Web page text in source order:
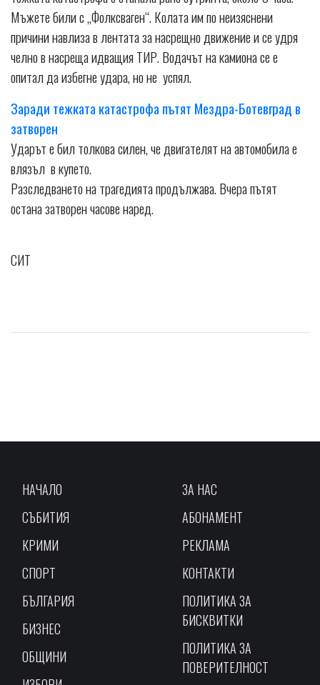
Мъжете били с „Фолксваген“. Колата им по неизяснени
причини навлиза в лентата за насрещно движение и се удря
челно в насреща идващия ТИР. Водачът на камиона се е
опитал да избегне удара, но не успял.
Заради тежката катастрофа пътят Мездра-Ботевград в
затворен
Ударът е бил толкова силен, че двигателят на автомобила е
влязъл в купето.
Разследването на трагедията продължава. Вчера пътят
остана затворен часове наред.
СИТ
НАЧАЛО
СЪБИТИЯ
КРИМИ
СПОРТ
БЪЛГАРИЯ
БИЗНЕС
ОБЩИНИ
ЗА НАС
АБОНАМЕНТ
РЕКЛАМА
КОНТАКТИ
ПОЛИТИКА ЗА
БИСКВИТКИ
ПОЛИТИКА ЗА
ПОВЕРИТЕЛНОСТ